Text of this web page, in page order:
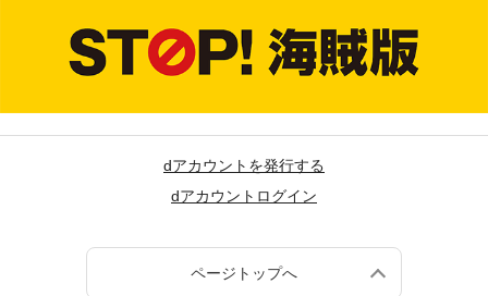
dアカウントを発行する
dアカウントログイン
ページトップへ